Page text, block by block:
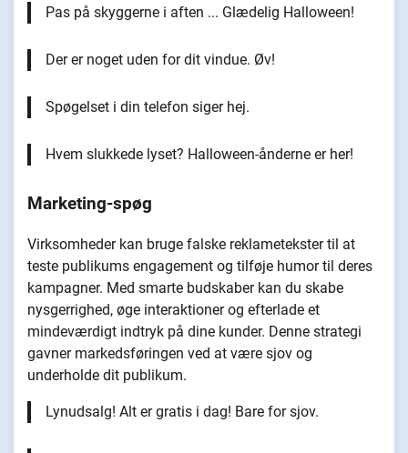
Pas på skyggerne i aften ... Glædelig Halloween!
Der er noget uden for dit vindue. Øv!
Spøgelset i din telefon siger hej.
Hvem slukkede lyset? Halloween-ånderne er her!
Marketing-spøg
Virksomheder kan bruge falske reklametekster til at
teste publikums engagement og tilføje humor til deres
kampagner. Med smarte budskaber kan du skabe
nysgerrighed, øge interaktioner og efterlade et
mindeværdigt indtryk på dine kunder. Denne strategi
gavner markedsføringen ved at være sjov og
underholde dit publikum.
Lynudsalg! Alt er gratis i dag! Bare for sjov.